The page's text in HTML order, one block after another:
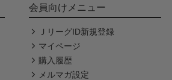
会員向けメニュー
ＪリーグID新規登録
マイページ
購入履歴
メルマガ設定